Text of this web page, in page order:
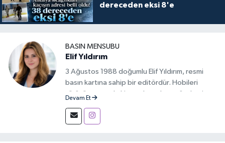
dereceden eksi 8'e
BASIN MENSUBU
Elif Yıldırım
3 Ağustos 1988 doğumlu Elif Yıldırım, resmi
basın kartına sahip bir editördür. Hobileri
yürüyüş yapmak, kitap okumak ve gündemi
Devam Et